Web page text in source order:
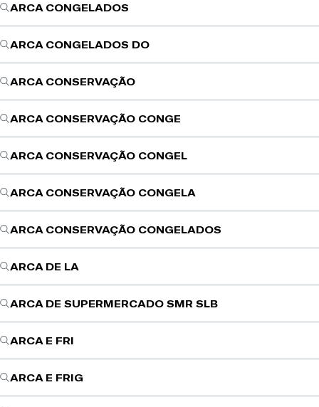
ARCA CONGELADOS
ARCA CONGELADOS DO
ARCA CONSERVAÇÃO
ARCA CONSERVAÇÃO CONGE
ARCA CONSERVAÇÃO CONGEL
ARCA CONSERVAÇÃO CONGELA
ARCA CONSERVAÇÃO CONGELADOS
ARCA DE LA
ARCA DE SUPERMERCADO SMR SLB
ARCA E FRI
ARCA E FRIG